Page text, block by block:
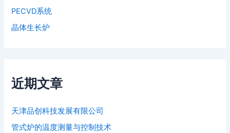
PECVD系统
晶体生长炉
近期文章
天津品创科技发展有限公司
管式炉的温度测量与控制技术